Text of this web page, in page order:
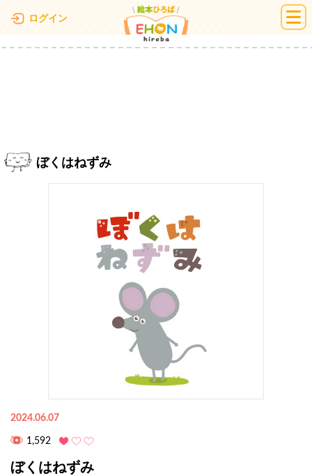
ログイン 絵本ひろば
ぼくはねずみ
2024.06.07
1,592
ぼくはねずみ